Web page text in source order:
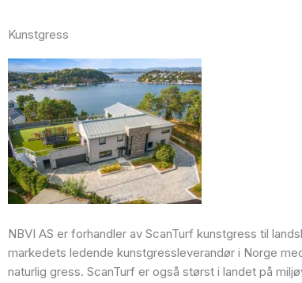
Kunstgress
NBVI AS er forhandler av ScanTurf kunstgress til
markedets ledende kunstgressleverandør i Norge
naturlig gress. ScanTurf er også størst i landet på